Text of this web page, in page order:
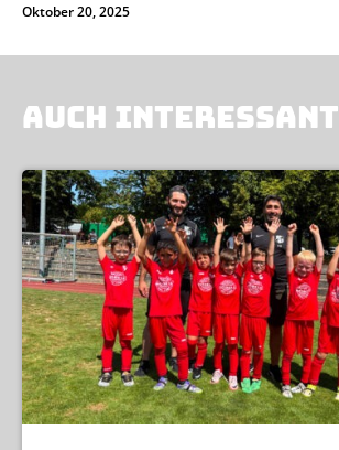
Oktober 20, 2025
AUCH INTERESSANT